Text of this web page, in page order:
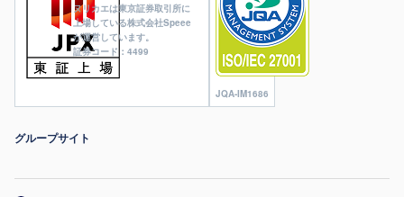
ヌリカエは東京証券取引所に
上場している株式会社Speee
が運営しています。
証券コード：4499
JQA-IM1686
グループサイト